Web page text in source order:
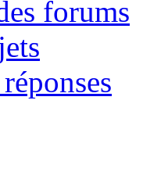
forums